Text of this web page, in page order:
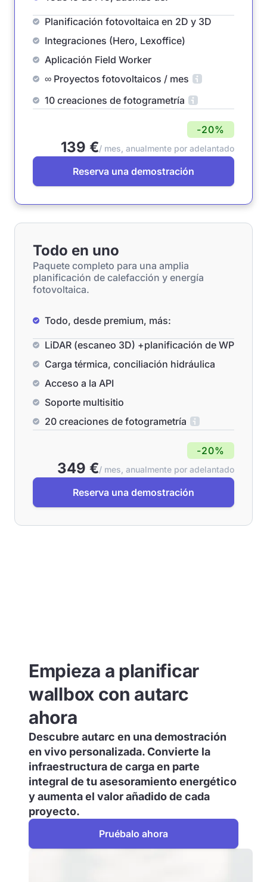
Planificación fotovoltaica en 2D y 3D
Integraciones (Hero, Lexoffice)
Aplicación Field Worker
∞ Proyectos fotovoltaicos / mes
10 creaciones de fotogrametría
-20%
139 €/ mes, anualmente por adelantado
Reserva una demostración
Todo en uno
Paquete completo para una amplia
planificación de calefacción y energía
fotovoltaica.
Todo, desde premium, más:
LiDAR (escaneo 3D) +planificación de WP
Carga térmica, conciliación hidráulica
Acceso a la API
Soporte multisitio
20 creaciones de fotogrametría
-20%
349 €/ mes, anualmente por adelantado
Reserva una demostración
Empieza a planificar
wallbox con autarc
ahora
Descubre autarc en una demostración
en vivo personalizada. Convierte la
infraestructura de carga en parte
integral de tu asesoramiento energético
y aumenta el valor añadido de cada
proyecto.
Pruébalo ahora